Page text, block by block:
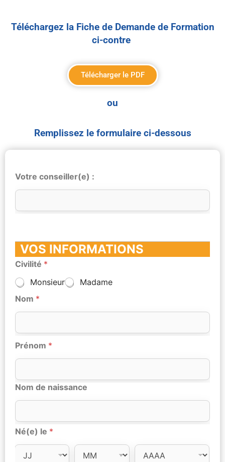
Téléchargez la Fiche de Demande de Formation
ci-contre
Télécharger le PDF
ou
Remplissez le formulaire ci-dessous
Votre conseiller(e) :
VOS INFORMATIONS
Civilité *
Monsieur
Madame
Nom *
Prénom *
Nom de naissance
Né(e) le *